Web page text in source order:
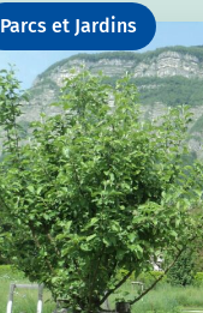
Parcs et Jardins